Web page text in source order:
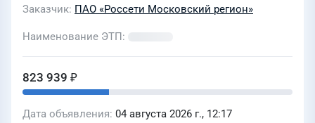
Заказчик ПАО «Россети Московский регион»
Наименование ЭТП
823 939 ₽
Дата объявления 04 августа 2026 г., 12:17